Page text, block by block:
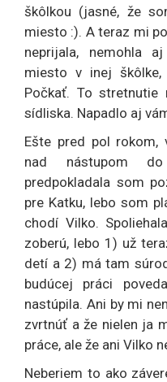
škôlkou (jasné, že
miesto :). A teraz mi
neprijala, nemohla
miesto v inej škôlke,
Počkať. To stretnutie
sídliska. Napadlo aj
Ešte pred pol rokom,
nad nástupom
predpokladala som
pre Katku, lebo som
chodí Vilko.
zoberú, lebo 1) už
detí a 2) má tam
budúcej práci
nastúpila. Ani by mi
zvrtnúť a že nielen ja
práce, ale že ani Vilko
Neberiem to ako